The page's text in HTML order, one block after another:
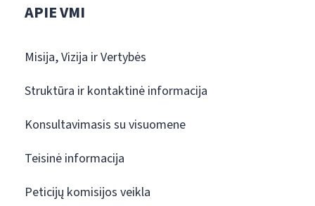
APIE VMI
Misija, Vizija ir Vertybės
Struktūra ir kontaktinė informacija
Konsultavimasis su visuomene
Teisinė informacija
Peticijų komisijos veikla